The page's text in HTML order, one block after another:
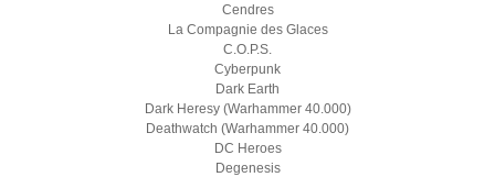
Cendres
La Compagnie des Glaces
C.O.P.S.
Cyberpunk
Dark Earth
Dark Heresy (Warhammer 40.000)
Deathwatch (Warhammer 40.000)
DC Heroes
Degenesis